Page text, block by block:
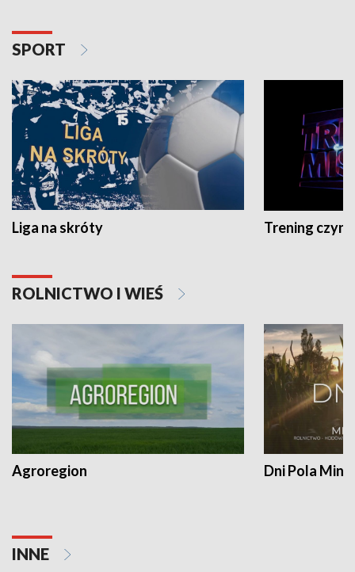
SPORT
Liga na skróty Trening czyni
ROLNICTWO I WIEŚ
Agroregion Dni Pola
INNE